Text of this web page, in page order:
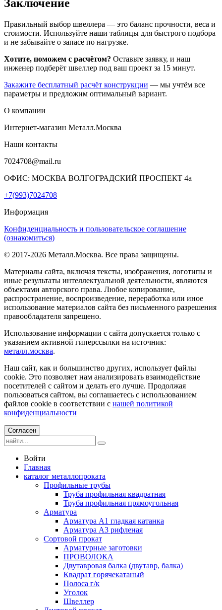
Заключение
Правильный выбор швеллера — это баланс прочности, веса и
стоимости. Используйте наши таблицы для быстрого подбора
и не забывайте о запасе по нагрузке.
Хотите, поможем с расчётом? Оставьте заявку, и наш
инженер подберёт швеллер под ваш проект за 15 минут.
Закажите бесплатный расчёт конструкции — мы учтём все
параметры и предложим оптимальный вариант.
О компании
Интернет-магазин Металл.Москва
Наши контакты
7024708@mail.ru
ОФИС: МОСКВА ВОЛГОГРАДСКИЙ ПРОСПЕКТ 4а
+7(993)7024708
Информация
Конфиденциальность и пользовательское соглашение
(ознакомиться)
© 2017-2026 Металл.Москва. Все права защищены.
Материалы сайта, включая тексты, изображения, логотипы и
иные результаты интеллектуальной деятельности, являются
объектами авторского права. Любое копирование,
распространение, воспроизведение, переработка или иное
использование материалов сайта без письменного разрешения
правообладателя запрещено.
Использование информации с сайта допускается только с
указанием активной гиперссылки на источник:
металл.москва.
Наш сайт, как и большинство других, использует файлы
cookie. Это позволяет нам анализировать взаимодействие
посетителей с сайтом и делать его лучше. Продолжая
пользоваться сайтом, вы соглашаетесь с использованием
файлов cookie в соответствии с нашей политикой
конфиденциальности
Согласен
Войти
Главная
каталог металлопроката
Профильные трубы
Труба профильная квадратная
Труба профильная прямоугольная
Арматура
Арматура А1 гладкая катанка
Арматура А3 рифленая
Сортовой прокат
Арматурные заготовки
ПРОВОЛОКА
Двутавровая балка (двутавр, балка)
Квадрат горячекатаный
Полоса г/к
Уголок
Швеллер